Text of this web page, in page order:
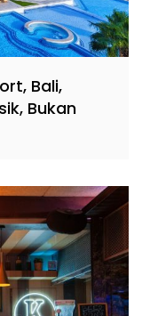
Bali,
Bukan